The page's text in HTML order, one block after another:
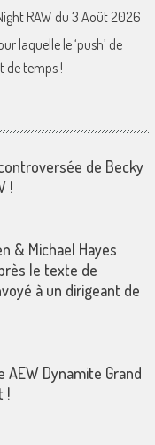
RAW du 3 Août 2026
laquelle le ‘push’ de
de temps !
de Becky
!
& Michael Hayes
le texte de
à un dirigeant de
Dynamite Grand
!